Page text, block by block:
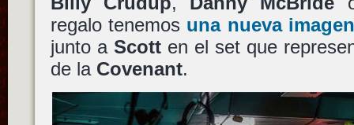
regalo tenemos una nueva
junto a Scotten el set que
de la Covenant.